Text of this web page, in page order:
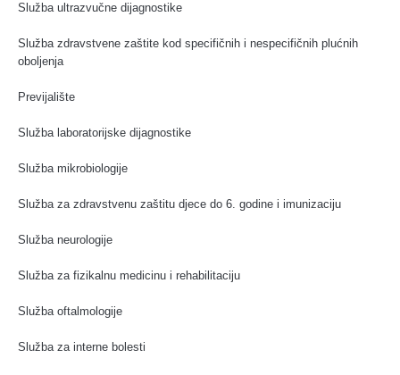
Služba ultrazvučne dijagnostike
Služba zdravstvene zaštite kod specifičnih i nespecifičnih plućnih
oboljenja
Previjalište
Služba laboratorijske dijagnostike
Služba mikrobiologije
Služba za zdravstvenu zaštitu djece do 6. godine i imunizaciju
Služba neurologije
Služba za fizikalnu medicinu i rehabilitaciju
Služba oftalmologije
Služba za interne bolesti